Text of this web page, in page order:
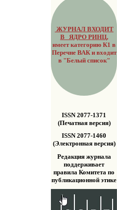
ЖУРНАЛ ВХОДИТ
В ЯДРО РИНЦ,
имеет категорию К1 в
Перечне ВАК и входит
в "Белый список"
ISSN 2077-1371
(Печатная версия)
ISSN 2077-1460
(Электронная версия)
Редакция журнала
поддерживает
правила Комитета по
публикационной этике